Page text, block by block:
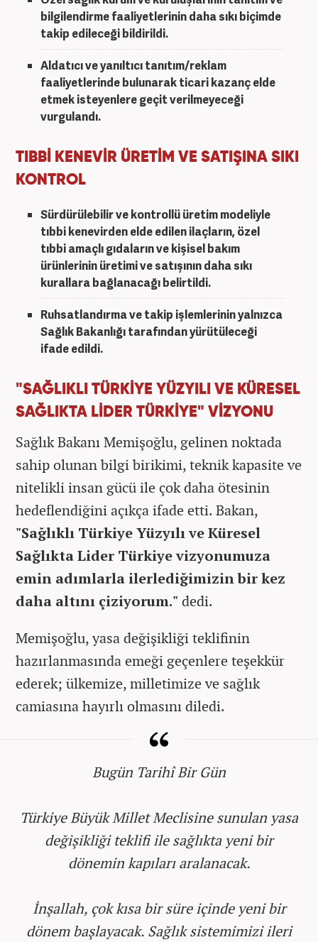
bilgilendirme faaliyetlerinin daha sıkı biçimde
takip edileceği bildirildi.
Aldatıcı ve yanıltıcı tanıtım/reklam
faaliyetlerinde bulunarak ticari kazanç elde
etmek isteyenlere geçit verilmeyeceği
vurgulandı.
TIBBİ KENEVİR ÜRETİM VE SATIŞINA SIKI
KONTROL
Sürdürülebilir ve kontrollü üretim modeliyle
tıbbi kenevirden elde edilen ilaçların, özel
tıbbi amaçlı gıdaların ve kişisel bakım
ürünlerinin üretimi ve satışının daha sıkı
kurallara bağlanacağı belirtildi.
Ruhsatlandırma ve takip işlemlerinin yalnızca
Sağlık Bakanlığı tarafından yürütüleceği
ifade edildi.
"SAĞLIKLI TÜRKİYE YÜZYILI VE KÜRESEL
SAĞLIKTA LİDER TÜRKİYE" VİZYONU
Sağlık Bakanı Memişoğlu, gelinen noktada
sahip olunan bilgi birikimi, teknik kapasite ve
nitelikli insan gücü ile çok daha ötesinin
hedeflendiğini açıkça ifade etti. Bakan,
"Sağlıklı Türkiye Yüzyılı ve Küresel
Sağlıkta Lider Türkiye vizyonumuza
emin adımlarla ilerlediğimizin bir kez
daha altını çiziyorum." dedi.
Memişoğlu, yasa değişikliği teklifinin
hazırlanmasında emeği geçenlere teşekkür
ederek; ülkemize, milletimize ve sağlık
camiasına hayırlı olmasını diledi.
Bugün Tarihî Bir Gün
Türkiye Büyük Millet Meclisine sunulan yasa
değişikliği teklifi ile sağlıkta yeni bir
dönemin kapıları aralanacak.
İnşallah, çok kısa bir süre içinde yeni bir
dönem başlayacak. Sağlık sistemimizi ileri